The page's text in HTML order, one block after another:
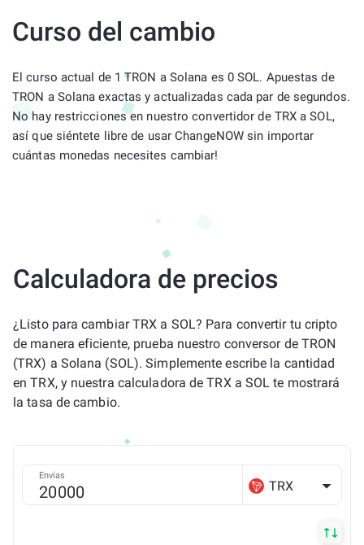
Curso del cambio
El curso actual de 1 TRON a Solana es 0 SOL. Apuestas de
TRON a Solana exactas y actualizadas cada par de segundos.
No hay restricciones en nuestro convertidor de TRX a SOL,
así que siéntete libre de usar ChangeNOW sin importar
cuántas monedas necesites cambiar!
Calculadora de precios
¿Listo para cambiar TRX a SOL? Para convertir tu cripto
de manera eficiente, prueba nuestro conversor de TRON
(TRX) a Solana (SOL). Simplemente escribe la cantidad
en TRX, y nuestra calculadora de TRX a SOL te mostrará
la tasa de cambio.
Envías
TRX